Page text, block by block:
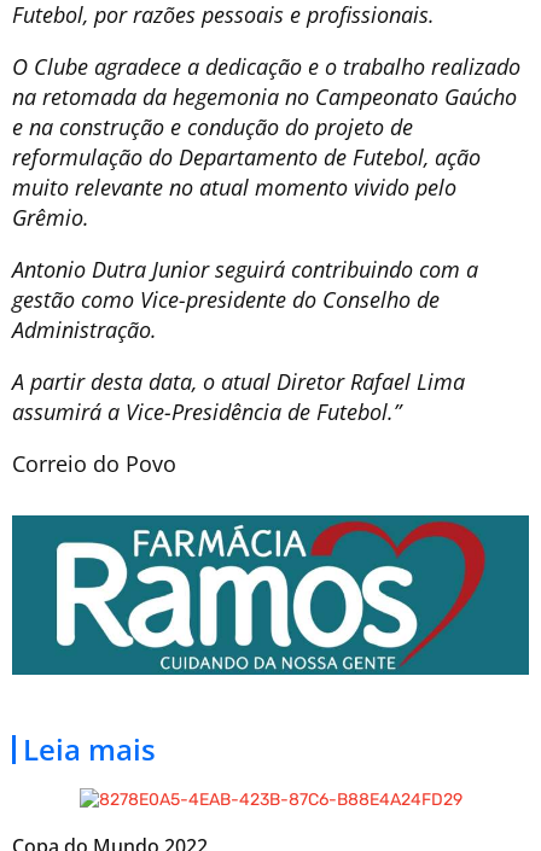
Futebol, por razões pessoais e profissionais.
O Clube agradece a dedicação e o trabalho realizado
na retomada da hegemonia no Campeonato Gaúcho
e na construção e condução do projeto de
reformulação do Departamento de Futebol, ação
muito relevante no atual momento vivido pelo
Grêmio.
Antonio Dutra Junior seguirá contribuindo com a
gestão como Vice-presidente do Conselho de
Administração.
A partir desta data, o atual Diretor Rafael Lima
assumirá a Vice-Presidência de Futebol.”
Correio do Povo
Leia mais